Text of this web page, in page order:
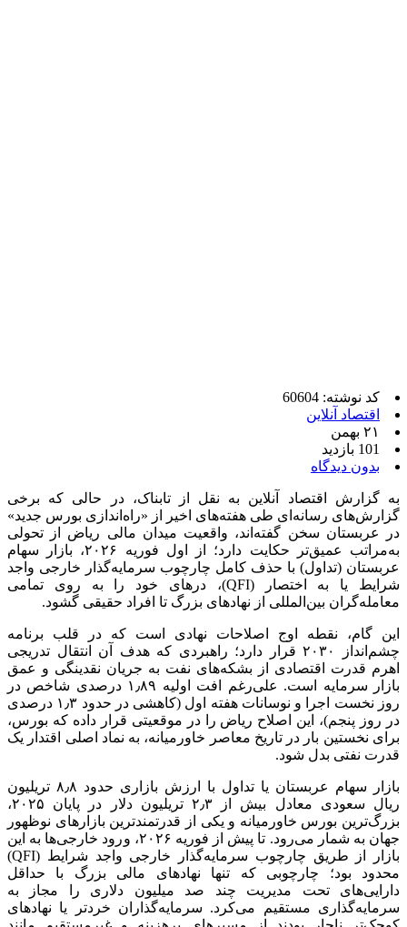
کد نوشته: 60604
اقتصاد آنلاین
۲۱ بهمن
101 بازدید
بدون دیدگاه
به گزارش اقتصاد آنلاین به نقل از تابناک، در حالی که برخی
گزارش‌های رسانه‌ای طی هفته‌های اخیر از «راه‌اندازی بورس جدید»
در عربستان سخن گفته‌اند، واقعیت میدان مالی ریاض از تحولی
به‌مراتب عمیق‌تر حکایت دارد؛ از اول فوریه ۲۰۲۶، بازار سهام
عربستان (تداول) با حذف کامل چارچوب سرمایه‌گذار خارجی واجد
شرایط یا به اختصار (QFI)، در‌های خود را به روی تمامی
معامله‌گران بین‌المللی از نهاد‌های بزرگ تا افراد حقیقی گشود.
این گام، نقطه اوج اصلاحات نهادی است که در قلب برنامه
چشم‌انداز ۲۰۳۰ قرار دارد؛ راهبردی که هدف آن انتقال تدریجی
اهرم قدرت اقتصادی از بشکه‌های نفت به جریان نقدینگی و عمق
بازار سرمایه است. علی‌رغم افت اولیه ۱٫۸۹ درصدی شاخص در
روز نخست اجرا و نوسانات هفته اول (کاهشی در حدود ۱٫۳ درصدی
در روز پنجم)، این اصلاح ریاض را در موقعیتی قرار داده که بورس،
برای نخستین بار در تاریخ معاصر خاورمیانه، به نماد اصلی اقتدار یک
قدرت نفتی بدل شود.
بازار سهام عربستان یا تداول با ارزش بازاری حدود ۸٫۸ تریلیون
ریال سعودی معادل بیش از ۲٫۳ تریلیون دلار در پایان ۲۰۲۵،
بزرگ‌ترین بورس خاورمیانه و یکی از قدرتمندترین بازار‌های نوظهور
جهان به شمار می‌رود. تا پیش از فوریه ۲۰۲۶، ورود خارجی‌ها به این
بازار از طریق چارچوب سرمایه‌گذار خارجی واجد شرایط (QFI)
محدود بود؛ چارچوبی که تنها نهاد‌های مالی بزرگ با حداقل
دارایی‌های تحت مدیریت چند صد میلیون دلاری را مجاز به
سرمایه‌گذاری مستقیم می‌کرد. سرمایه‌گذاران خردتر یا نهاد‌های